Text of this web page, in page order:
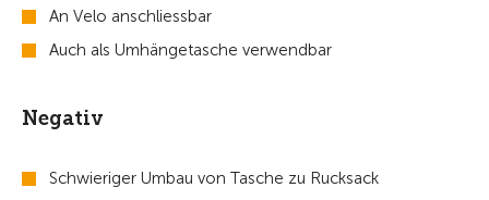
An Velo anschliessbar
Auch als Umhängetasche verwendbar
Negativ
Schwieriger Umbau von Tasche zu Rucksack